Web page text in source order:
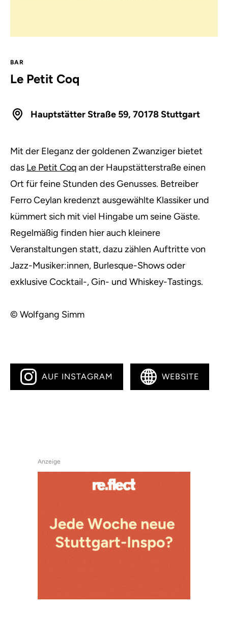
BAR
Le Petit Coq
Hauptstätter Straße 59, 70178 Stuttgart
Mit der Eleganz der goldenen Zwanziger bietet
das Le Petit Coqan der Haupstätterstraße einen
Ort für feine Stunden des Genusses. Betreiber
Ferro Ceylan kredenzt ausgewählte Klassiker und
kümmert sich mit viel Hingabe um seine Gäste.
Regelmäßig finden hier auch kleinere
Veranstaltungen statt, dazu zählen Auftritte von
Jazz-Musiker:innen, Burlesque-Shows oder
exklusive Cocktail-, Gin- und Whiskey-Tastings.
© Wolfgang Simm
AUF INSTAGRAM WEBSITE
Anzeige